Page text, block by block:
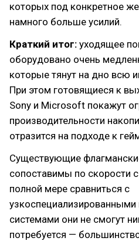
которых под конкретное
намного больше усилий.
Краткий итог: уходящее
оборудовано очень
которые тянут на дно всю
При этом готовящиеся к
Sony и Microsoft покажут
производительности
отразится на подходе к
Существующие
сопоставимы по скорости
полной мере сравниться с
системами они не смогут
потребуется —